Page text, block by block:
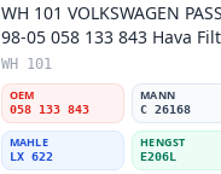
WH 101 VOLKSWAGEN
98-05 058 133 843 Hava
WH 101
OEM
058 133 843
MANN
C 26168
MAHLE
LX 622
HENGST
E206L